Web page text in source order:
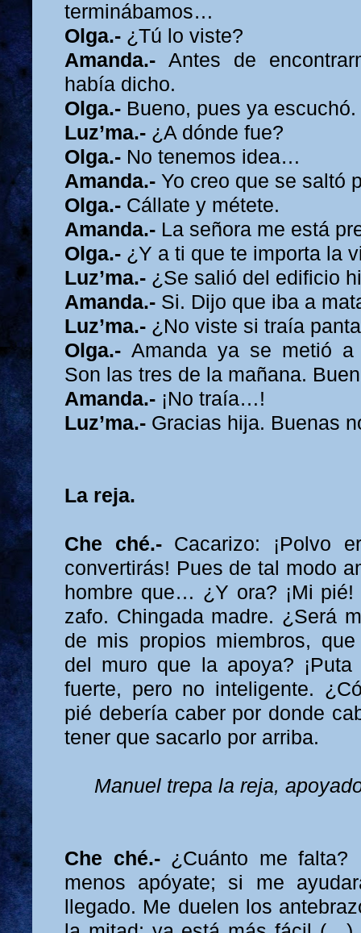
terminábamos…
Olga.- ¿Tú lo viste?
Amanda.- Antes de
había dicho.
Olga.- Bueno, pues ya
Luz’ma.- ¿A dónde fue?
Olga.- No tenemos idea…
Amanda.- Yo creo que se saltó
Olga.- Cállate y métete.
Amanda.- La señora me está
Olga.- ¿Y a ti que te importa la
Luz’ma.- ¿Se salió del edificio
Amanda.- Si. Dijo que iba a
Luz’ma.- ¿No viste si traía
Olga.- Amanda ya se metió
Son las tres de la mañana.
Amanda.- ¡No traía…!
Luz’ma.- Gracias hija. Buenas
La reja.
Che ché.- Cacarizo: ¡Polvo
convertirás! Pues de tal modo
hombre que… ¿Y ora? ¡Mi
zafo. Chingada madre. ¿Será
de mis propios miembros,
del muro que la apoya?
fuerte, pero no inteligente.
pié debería caber por donde
tener que sacarlo por arriba.
Manuel trepa la reja,
Che ché.- ¿Cuánto me
menos apóyate; si me
llegado. Me duelen los